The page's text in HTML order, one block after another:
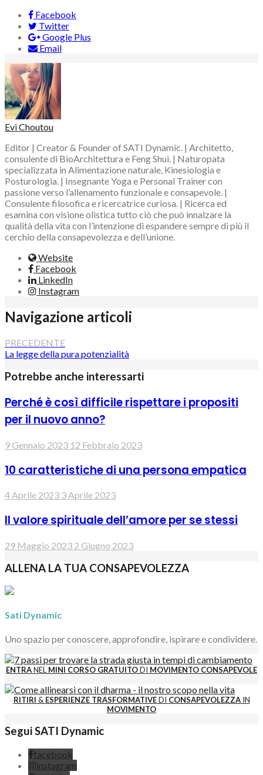
Facebook
Twitter
Google Plus
Email
Evi Choutou
Editor | Creator & Founder of SATI Dynamic. | Architetto,
consulente di BioArchitettura e Feng Shui. | Naturopata
specializzata in Alimentazione naturale, Kinesiologia e
Posturologia. | Insegnante Yoga e Personal Trainer con
passione verso l’allenamento funzionale e consapevole. |
Consulente filosofica e ricercatrice curiosa. | Ricerca ed
esamina con visione olistica tutto ciò che può innalzare la
qualità della vita con l’intenzione di espandere sempre di più il
cerchio della consapevolezza e dell’unione.
Website
Facebook
LinkedIn
Instagram
Navigazione articoli
PRECEDENTE
La legge della pura potenzialità
Potrebbe anche interessarti
Perché è così difficile rispettare i propositi
per il nuovo anno?
9 Gennaio 2023 12 Febbraio 2023
10 caratteristiche di una persona empatica
4 Aprile 2023 3 Aprile 2023
Il valore spirituale dell’amore per se stessi
29 Maggio 2023 2 Giugno 2023
ALLENA LA TUA CONSAPEVOLEZZA
Sati Dynamic
Uno spazio per conoscere, approfondire, ispirare e condividere.
ENTRANEL MINI CORSO GRATUITODI MOVIMENTO CONSAPEVOLE
RITIRI & ESPERIENZE TRASFORMATIVEDI CONSAPEVOLEZZAIN
MOVIMENTO
Segui SATI Dynamic
facebook
instagram